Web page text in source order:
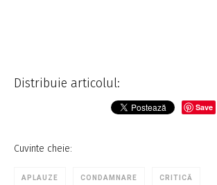
Distribuie articolul:
Save
Cuvinte cheie:
APLAUZE CONDAMNARE CRITICĂ